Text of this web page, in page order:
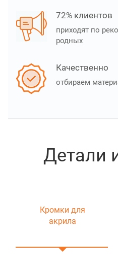
72% клиентов
приходят по
родных
Качественно
отбираем
Детали
Кромки для
акрила